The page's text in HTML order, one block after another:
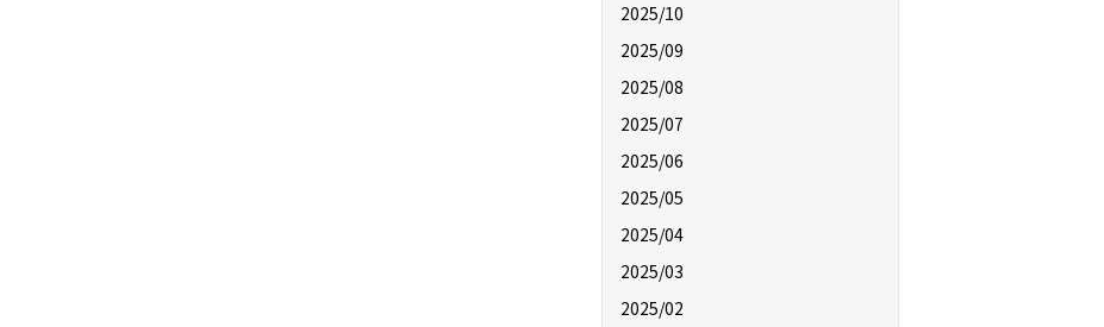
2025/10
2025/09
2025/08
2025/07
2025/06
2025/05
2025/04
2025/03
2025/02